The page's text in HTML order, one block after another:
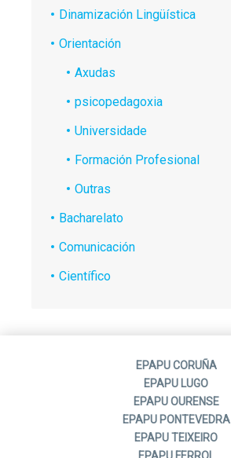
Dinamización Lingüística
Orientación
Axudas
psicopedagoxia
Universidade
Formación Profesional
Outras
Bacharelato
Comunicación
Científico
EPAPU CORUÑA
EPAPU LUGO
EPAPU OURENSE
EPAPU PONTEVEDRA
EPAPU TEIXEIRO